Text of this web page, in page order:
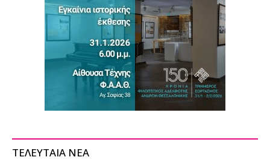
ΤΕΛΕΥΤΑΙΑ ΝΕΑ